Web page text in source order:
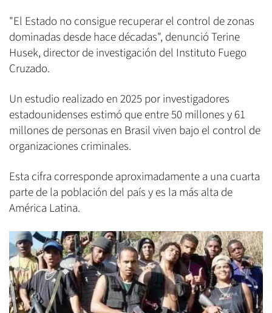
"El Estado no consigue recuperar el control de zonas
dominadas desde hace décadas", denunció Terine
Husek, director de investigación del Instituto Fuego
Cruzado.
Un estudio realizado en 2025 por investigadores
estadounidenses estimó que entre 50 millones y 61
millones de personas en Brasil viven bajo el control de
organizaciones criminales.
Esta cifra corresponde aproximadamente a una cuarta
parte de la población del país y es la más alta de
América Latina.